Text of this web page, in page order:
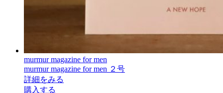
murmur magazine for men
murmur magazine for men ２号
詳細をみる
購入する